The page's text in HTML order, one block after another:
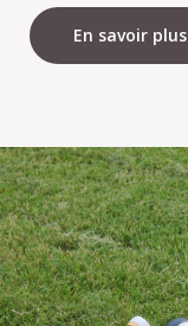
En savoir plus